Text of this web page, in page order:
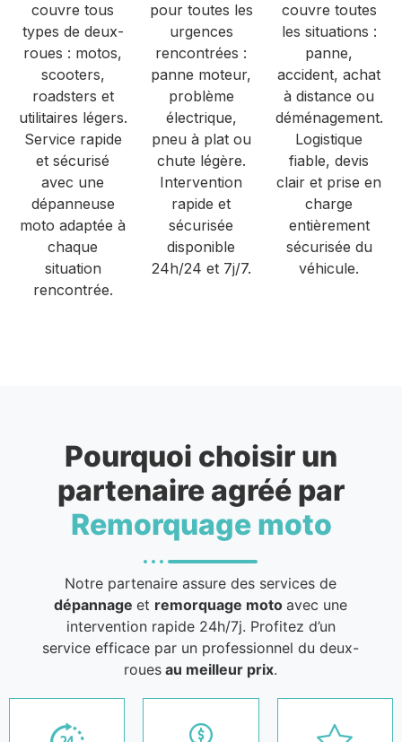
couvre tous
types de deux-
roues : motos,
scooters,
roadsters et
utilitaires légers.
Service rapide
et sécurisé
avec une
dépanneuse
moto adaptée à
chaque
situation
rencontrée.
pour toutes les
urgences
rencontrées :
panne moteur,
problème
électrique,
pneu à plat ou
chute légère.
Intervention
rapide et
sécurisée
disponible
24h/24 et 7j/7.
couvre toutes
les situations :
panne,
accident, achat
à distance ou
déménagement.
Logistique
fiable, devis
clair et prise en
charge
entièrement
sécurisée du
véhicule.
Pourquoi choisir un
partenaire agréé par
Remorquage moto
Notre partenaire assure des services de
dépannageet remorquage motoavec une
intervention rapide 24h/7j. Profitez d’un
service efficace par un professionnel du deux-
roues au meilleur prix.